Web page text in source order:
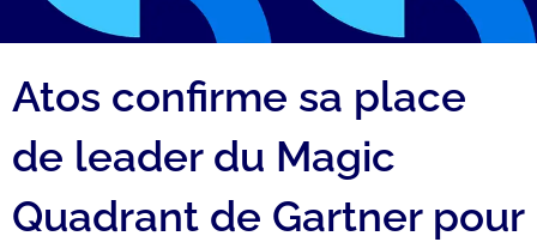
Atos confirme sa place
de leader du Magic
Quadrant de Gartner pour